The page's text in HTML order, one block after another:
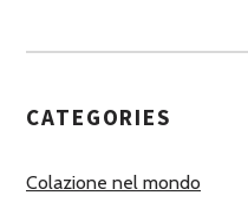
CATEGORIES
Colazione nel mondo